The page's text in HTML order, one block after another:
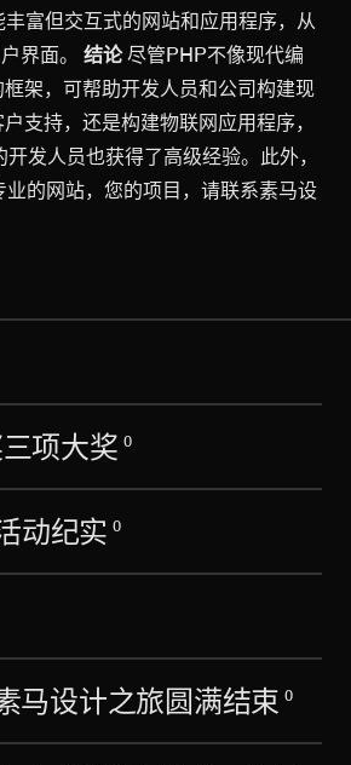
富但交互式的网站和应用程序，从
户界面。结论尽管PHP不像现代编
架，可帮助开发人员和公司构建现
支持，还是构建物联网应用程序，
发人员也获得了高级经验。此外，
的网站，您的项目，请联系素马设
项大奖 0
动纪实 0
马设计之旅圆满结束 0